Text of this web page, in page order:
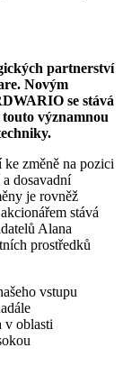
partnerství
Novým
se stává
významnou
změně na pozici
dosavadní
je rovněž
stává
Alana
prostředků
vstupu
v oblasti